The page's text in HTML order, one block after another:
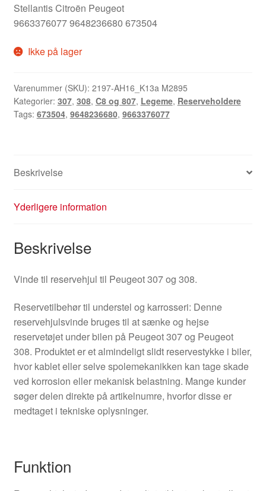
Stellantis Citroën Peugeot
9663376077 9648236680 673504
Ikke på lager
Varenummer (SKU): 2197-AH16_K13a M2895
Kategorier: 307, 308, C8 og 807, Legeme, Reserveholdere
Tags: 673504, 9648236680, 9663376077
Beskrivelse
Yderligere information
Beskrivelse
Vinde til reservehjul til Peugeot 307 og 308.
Reservetilbehør til understel og karrosseri: Denne
reservehjulsvinde bruges til at sænke og hejse
reservetøjet under bilen på Peugeot 307 og Peugeot
308. Produktet er et almindeligt slidt reservestykke i biler,
hvor kablet eller selve spolemekanikken kan tage skade
ved korrosion eller mekanisk belastning. Mange kunder
søger delen direkte på artikelnumre, hvorfor disse er
medtaget i tekniske oplysninger.
Funktion